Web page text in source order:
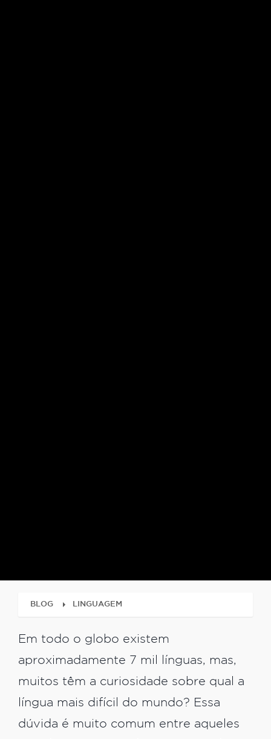
BLOG LINGUAGEM
Em todo o globo existem
aproximadamente 7 mil línguas, mas,
muitos têm a curiosidade sobre qual a
língua mais difícil do mundo? Essa
dúvida é muito comum entre aqueles